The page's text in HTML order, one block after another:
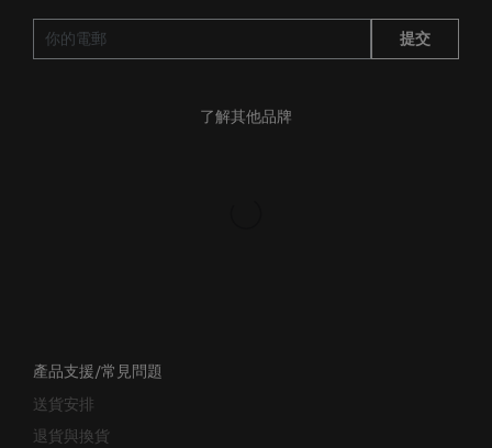
提交
了解其他品牌
產品支援/常見問題
送貨安排
退貨與換貨